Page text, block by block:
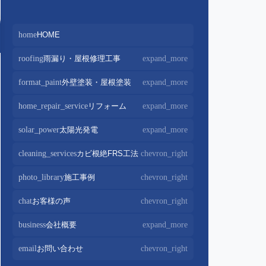
homeHOME
roofing雨漏り・屋根修理工事 expand_more
屋根修理・屋根工事 chevron_right
部分屋根工事 chevron_right
棟板金包み直し工事 chevron_right
棟板金工事 chevron_right
format_paint外壁塗装・屋根塗装 expand_more
外壁塗装 chevron_right
home_repair_service リフォーム expand_more
キッチンリフォーム chevron_right
家電・設備リフォーム chevron_right
外構リフォーム chevron_right
solar_power太陽光発電 expand_more
太陽光パネル設置 chevron_right
cleaning_servicesカビ根絶FRS工法 chevron_right
photo_library施工事例 chevron_right
chatお客様の声 chevron_right
business会社概要 expand_more
会社案内 chevron_right
emailお問い合わせ chevron_right